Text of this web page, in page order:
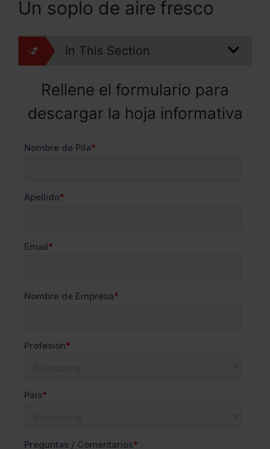
Un soplo de aire fresco
In This Section
Rellene el formulario para
descargar la hoja informativa